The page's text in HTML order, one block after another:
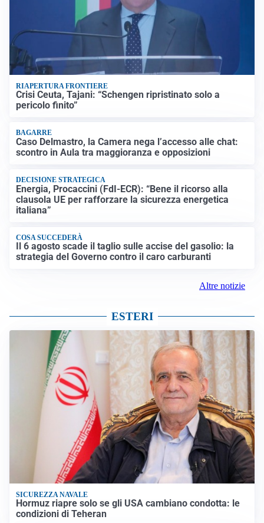
RIAPERTURA FRONTIERE
Crisi Ceuta, Tajani: “Schengen ripristinato solo a
pericolo finito”
BAGARRE
Caso Delmastro, la Camera nega l’accesso alle chat:
scontro in Aula tra maggioranza e opposizioni
DECISIONE STRATEGICA
Energia, Procaccini (FdI-ECR): “Bene il ricorso alla
clausola UE per rafforzare la sicurezza energetica
italiana”
COSA SUCCEDERÀ
Il 6 agosto scade il taglio sulle accise del gasolio: la
strategia del Governo contro il caro carburanti
Altre notizie
ESTERI
SICUREZZA NAVALE
Hormuz riapre solo se gli USA cambiano condotta: le
condizioni di Teheran